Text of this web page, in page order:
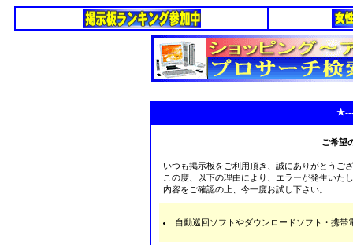
ご希望
いつも掲示板をご利用頂き、誠にありがとうご
この度、以下の理由により、エラーが発生いた
内容をご確認の上、今一度お試し下さい。
自動巡回ソフトやダウンロードソフト・携